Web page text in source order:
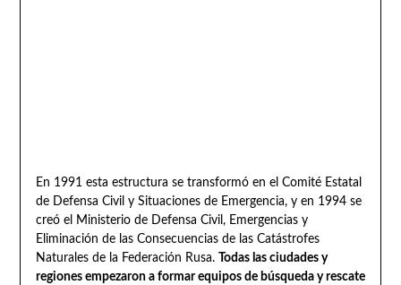
En 1991 esta estructura se transformó en el Comité Estatal
de Defensa Civil y Situaciones de Emergencia, y en 1994 se
creó el Ministerio de Defensa Civil, Emergencias y
Eliminación de las Consecuencias de las Catástrofes
Naturales de la Federación Rusa.
Todas las ciudades y
regiones empezaron a formar equipos de búsqueda y rescate